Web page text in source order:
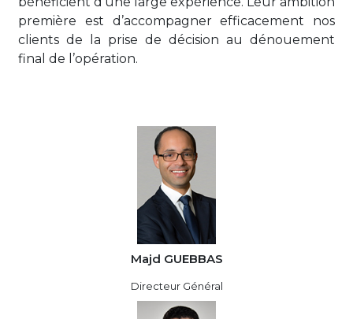
première est d’accompagner efficacement nos
clients de la prise de décision au dénouement
final de l’opération.
Majd GUEBBAS
Directeur Général